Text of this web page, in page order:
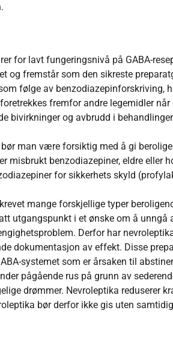
for lavt fungeringsnivå på GABA-
og fremstår som den sikreste
følge av benzodiazepinforskriving,
fremfor andre legemidler
bivirkninger og avbrudd i
man være forsiktig med å gi
misbrukt benzodiazepiner, eldre eller
for sikkerhets skyld
mange forskjellige typer
utgangspunkt i et ønske om å unngå
Derfor har
dokumentasjon av effekt. Disse
systemet som er årsaken til
pågående rus på grunn av
drømmer. Nevroleptika reduserer
bør derfor ikke gis uten